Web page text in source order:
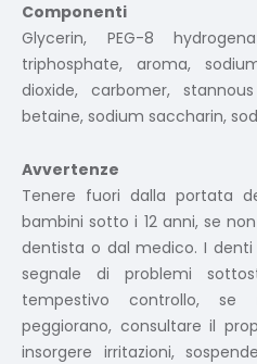
Componenti
Glycerin, PEG-8
triphosphate, aroma,
dioxide, carbomer,
betaine, sodium saccharin,
Avvertenze
Tenere fuori dalla portata
bambini sotto i 12 anni, se
dentista o dal medico. I denti
segnale di problemi
tempestivo controllo,
peggiorano, consultare il
insorgere irritazioni,